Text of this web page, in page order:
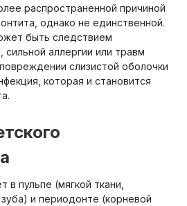
распространенной причиной
однако не единственной.
быть следствием
сильной аллергии или травм
слизистой оболочки
которая и становится
в пульпе (мягкой ткани,
и периодонте (корневой